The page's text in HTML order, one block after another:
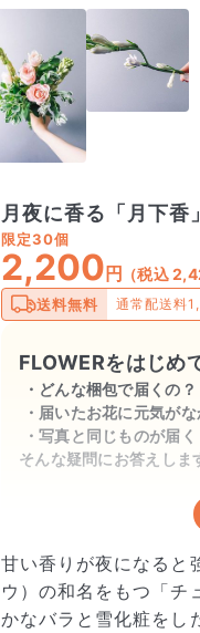
月夜に香る「月下香」
限定30個
2,200円 （税込
送料無料 通常配送料
FLOWERをはじめ
どんな梱包で届くの？
届いたお花に元気がな
写真と同じものが届く
そんな疑問にお答えしま
どんな梱包で届くの？
出荷前に水揚げ（花が
ボックスに丁寧に梱包
られて一見窮屈そうに
擦れを軽減する効果があ
甘い香りが夜になると
ウ）の和名をもつ「チ
かなバラと雪化粧をし